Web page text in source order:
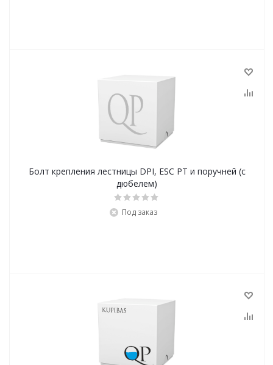
Болт крепления лестницы DPI, ESC PT и поручней (с
дюбелем)
Под заказ